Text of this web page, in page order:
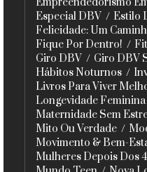
Especial DBV
Estilo
Felicidade: Um
Fique Por Dentro!
Giro DBV
Giro DBV
Hábitos Noturnos
Livros Para Viver
Longevidade Feminina
Maternidade Sem
Mito Ou Verdade
Movimento & Bem-
Mulheres Depois Dos